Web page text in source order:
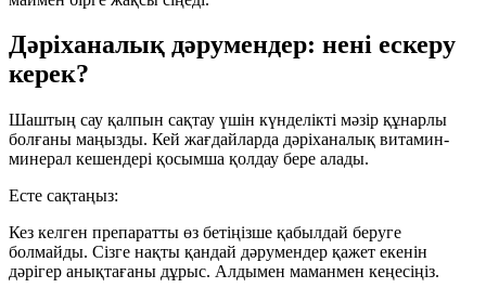
Дәріханалық дәрумендер: нені ескеру
керек?
Шаштың сау қалпын сақтау үшін күнделікті мәзір құнарлы
болғаны маңызды. Кей жағдайларда дәріханалық витамин-
минерал кешендері қосымша қолдау бере алады.
Есте сақтаңыз:
Кез келген препаратты өз бетіңізше қабылдай беруге
болмайды. Сізге нақты қандай дәрумендер қажет екенін
дәрігер анықтағаны дұрыс. Алдымен маманмен кеңесіңіз.